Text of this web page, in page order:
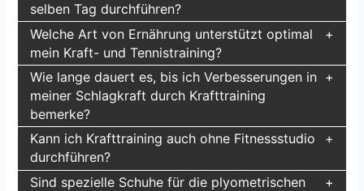
selben Tag durchführen?
Welche Art von Ernährung unterstützt optimal
mein Kraft- und Tennistraining?
Wie lange dauert es, bis ich Verbesserungen in
meiner Schlagkraft durch Krafttraining
bemerke?
Kann ich Krafttraining auch ohne Fitnessstudio
durchführen?
Sind spezielle Schuhe für die plyometrischen